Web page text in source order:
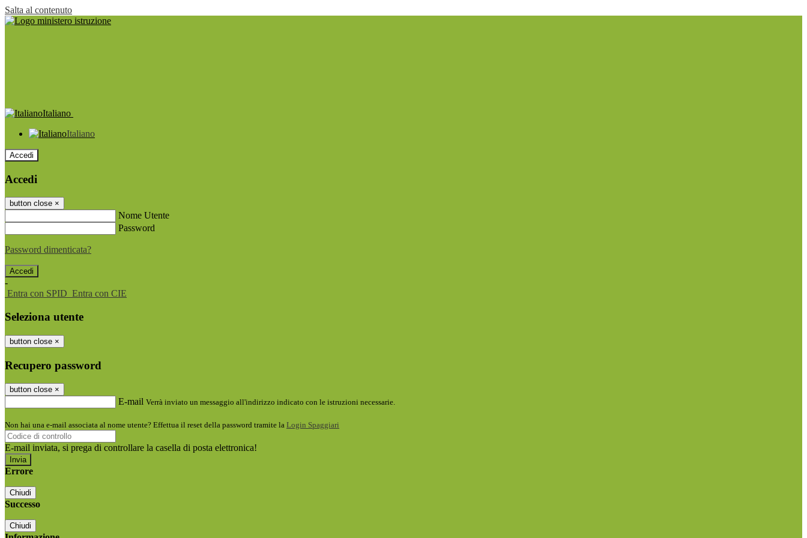
Salta al contenuto
Italiano
Italiano
Accedi
Accedi
button close ×
Nome Utente
Password
Password dimenticata?
-
Entra con SPID Entra con CIE
Seleziona utente
button close ×
Recupero password
button close ×
E-mail Verrà inviato un messaggio all'indirizzo indicato con le istruzioni necessarie.
Non hai una e-mail associata al nome utente? Effettua il reset della password tramite la Login Spaggiari
E-mail inviata, si prega di controllare la casella di posta elettronica!
Errore
Chiudi
Successo
Chiudi